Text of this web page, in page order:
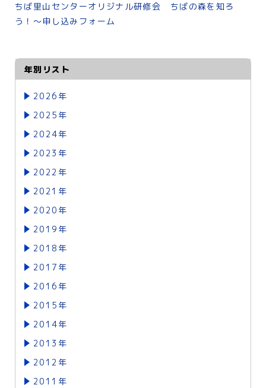
ちば里山センターオリジナル研修会 ちばの森を知ろ
う！～申し込みフォーム
年別リスト
2026年
2025年
2024年
2023年
2022年
2021年
2020年
2019年
2018年
2017年
2016年
2015年
2014年
2013年
2012年
2011年